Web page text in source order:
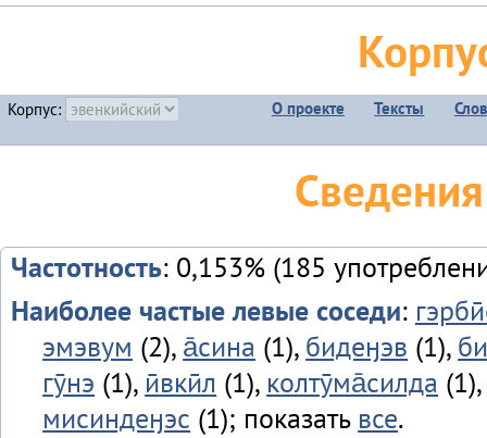
Корпус: О проекте Тексты
Частотность: 0,153% (185
Наиболее частые левые соседи:
эмэвум (2), а̄сина (1), бидеӈэв (1),
гӯнэ (1), ӣвкӣл (1), колтӯма̄силда
мисиндеӈэс (1); показать все.